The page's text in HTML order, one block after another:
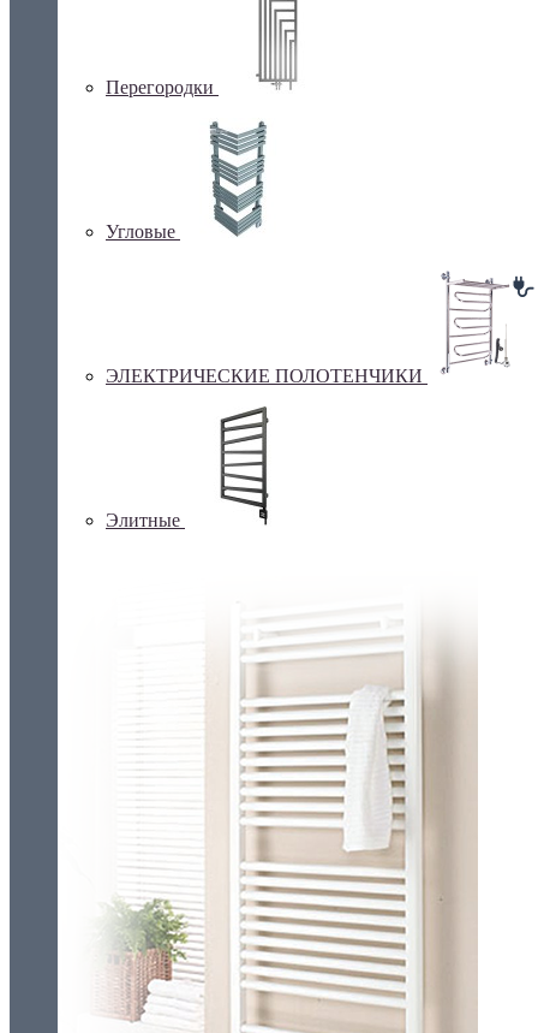
Перегородки
Угловые
ЭЛЕКТРИЧЕСКИЕ ПОЛОТЕНЧИКИ
Элитные